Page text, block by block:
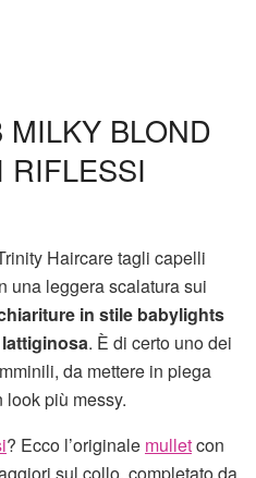
MILKY BLOND
RIFLESSI
Haircare tagli capelli
una leggera scalatura sui
in stile babylights
. È di certo uno dei
da mettere in piega
più messy.
? Ecco l’originale mulletcon
sul collo, completato da